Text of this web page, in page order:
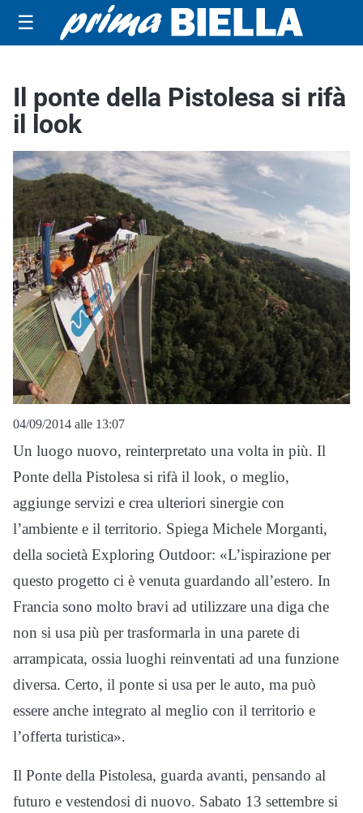
☰
Il ponte della Pistolesa si rifà
il look
04/09/2014 alle 13:07
Un luogo nuovo, reinterpretato una volta in più. Il
Ponte della Pistolesa si rifà il look, o meglio,
aggiunge servizi e crea ulteriori sinergie con
l’ambiente e il territorio. Spiega Michele Morganti,
della società Exploring Outdoor: «L’ispirazione per
questo progetto ci è venuta guardando all’estero. In
Francia sono molto bravi ad utilizzare una diga che
non si usa più per trasformarla in una parete di
arrampicata, ossia luoghi reinventati ad una funzione
diversa. Certo, il ponte si usa per le auto, ma può
essere anche integrato al meglio con il territorio e
l’offerta turistica».
Il Ponte della Pistolesa, guarda avanti, pensando al
futuro e vestendosi di nuovo. Sabato 13 settembre si